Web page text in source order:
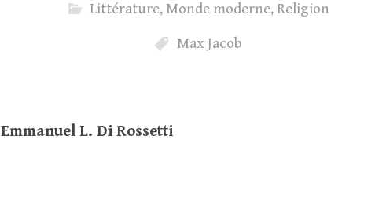
Littérature,Monde moderne, Religion
Max Jacob
Emmanuel L. Di Rossetti